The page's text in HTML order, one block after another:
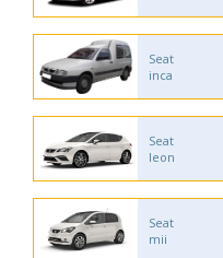
Seat
inca
Seat
leon
Seat
mii